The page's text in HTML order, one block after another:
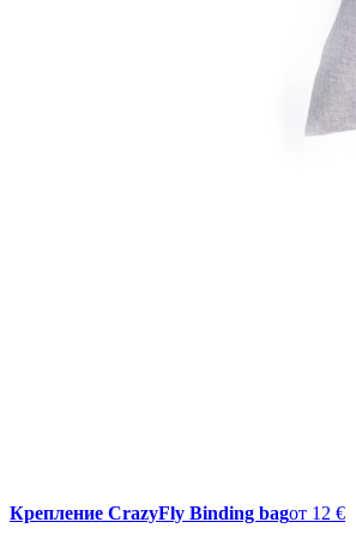
Крепление CrazyFly Binding bagот 12 €